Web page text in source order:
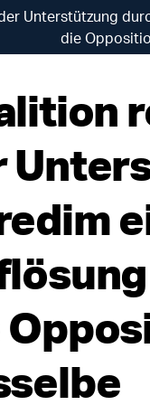
Unterstützung
die